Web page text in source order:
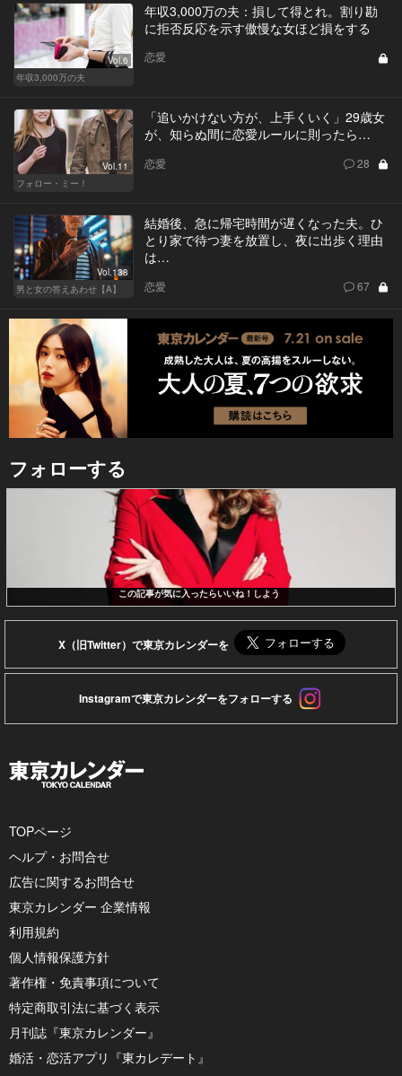
Vol.6
年収3,000万の夫
年収3,000万の夫：損して得とれ。割り勘
に拒否反応を示す傲慢な女ほど損をする
恋愛
Vol.11
フォロー・ミー！
「追いかけない方が、上手くいく」29歳女
が、知らぬ間に恋愛ルールに則ったら…
恋愛 28
Vol.138
男と女の答えあわせ【A】
結婚後、急に帰宅時間が遅くなった夫。ひ
とり家で待つ妻を放置し、夜に出歩く理由
は…
恋愛 67
フォローする
この記事が気に入ったらいいね！しよう
X（旧Twitter）で東京カレンダーを
Instagramで東京カレンダーをフォローする
TOPページ
ヘルプ・お問合せ
広告に関するお問合せ
東京カレンダー 企業情報
利用規約
個人情報保護方針
著作権・免責事項について
特定商取引法に基づく表示
月刊誌『東京カレンダー』
婚活・恋活アプリ『東カレデート』